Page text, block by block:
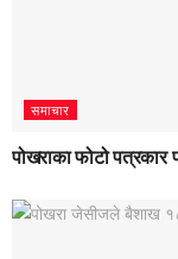
समाचार
पोखराका फोटो पत्रकार